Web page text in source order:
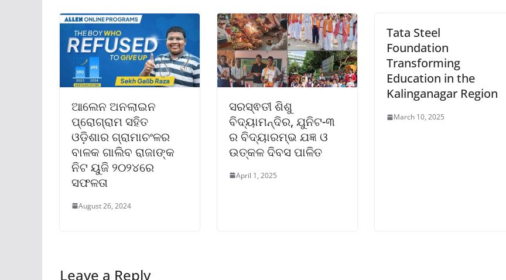
ଆଲେନ ଅନଲାଇନ
ପ୍ରୋଗ୍ରାମ ସହିତ
ଓଡ଼ିଶାର ଗ୍ରାମାଚଂଳର
ବାଳକ ଗାଲିବ ରାଜାଙ୍କ
ନିଟ ୟୁଜି ୨୦୨୪ରେ
ସଫଳତା
August 26, 2024
ସରସ୍ଵତୀ ଶିଶୁ
ବିଦ୍ୟାମନ୍ଦିର, ଯୁନିଟ-୩
ର ବିଦ୍ୟାରମ୍ଭ ଯଜ୍ଞ ଓ
ଉତ୍କଳ ଦିବସ ପାଳିତ
April 1, 2025
Tata Steel
Foundation
Transforming
Education in the
Kalinganagar Region
March 10, 2025
Leave a Reply